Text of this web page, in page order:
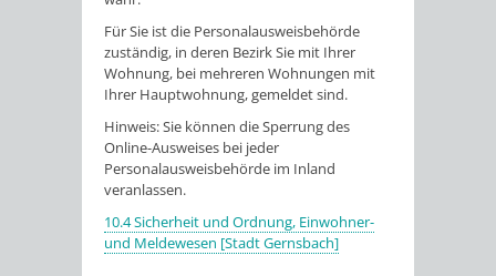
Für Sie ist die Personalausweisbehörde
zuständig, in deren Bezirk Sie mit Ihrer
Wohnung, bei mehreren Wohnungen mit
Ihrer Hauptwohnung, gemeldet sind.
Hinweis: Sie können die Sperrung des
Online-Ausweises bei jeder
Personalausweisbehörde im Inland
veranlassen.
10.4 Sicherheit und Ordnung, Einwohner-
und Meldewesen [Stadt Gernsbach]